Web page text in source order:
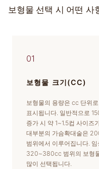
보형물 선택 시 어떤 사
01
보형물 크기(CC)
보형물의 용량은 cc 단위로
표시됩니다. 일반적으로
증가 시 약 1~1.5컵 사이즈
대부분의 가슴확대술은
범위에서 이루어집니다.
320~380cc 범위의 보형
많이 선택됩니다.